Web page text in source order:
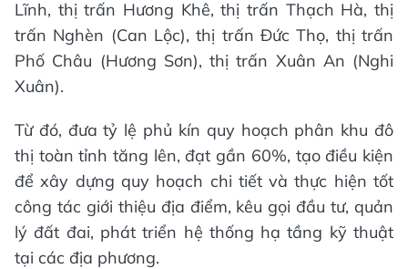
Lĩnh, thị trấn Hương Khê, thị trấn Thạch Hà, thị
trấn Nghèn (Can Lộc), thị trấn Đức Thọ, thị trấn
Phố Châu (Hương Sơn), thị trấn Xuân An (Nghi
Xuân).
Từ đó, đưa tỷ lệ phủ kín quy hoạch phân khu đô
thị toàn tỉnh tăng lên, đạt gần 60%, tạo điều kiện
để xây dựng quy hoạch chi tiết và thực hiện tốt
công tác giới thiệu địa điểm, kêu gọi đầu tư, quản
lý đất đai, phát triển hệ thống hạ tầng kỹ thuật
tại các địa phương.